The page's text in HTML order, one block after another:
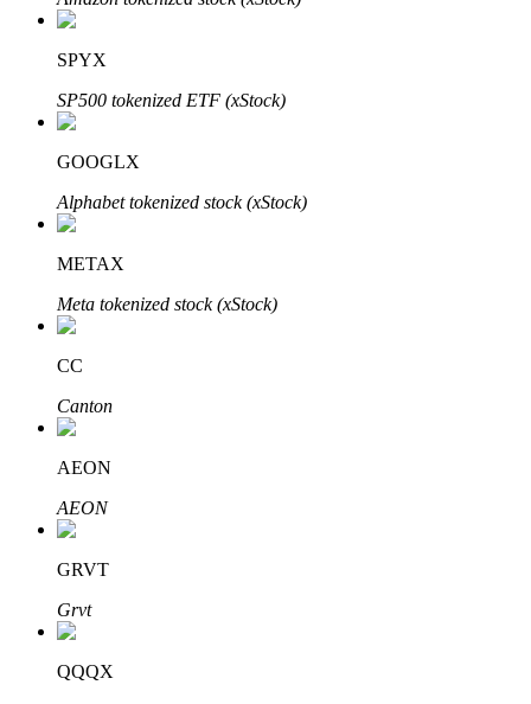
الاستثمار التلقائي
احصل على أرباح طويلة الأجل وفوائد مرنة
Bitrue
SPYX
SP500 tokenized ETF (xStock)
GOOGLX
Alphabet tokenized stock (xStock)
METAX
Meta tokenized stock (xStock)
CC
Canton
AEON
AEON
GRVT
Grvt
QQQX